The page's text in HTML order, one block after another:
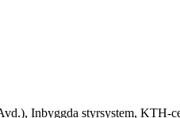
Inbyggda styrsystem, KTH-